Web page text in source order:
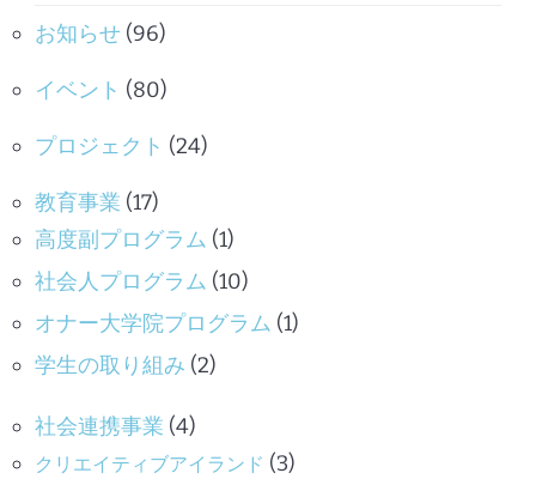
お知らせ (96)
イベント (80)
プロジェクト (24)
教育事業 (17)
高度副プログラム (1)
社会人プログラム (10)
オナー大学院プログラム (1)
学生の取り組み (2)
社会連携事業 (4)
クリエイティブアイランド (3)